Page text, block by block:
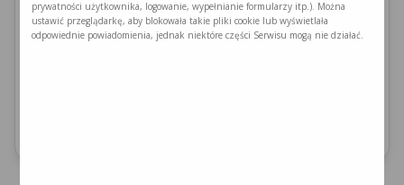
28 g/100 g, 14 g/50 g ( 1 porcja)
Wartość energetyczna:
prywatności użytkownika, logowanie, wypełnianie formularzy itp.). Można
ustawić przeglądarkę, aby blokowała takie pliki cookie lub wyświetlała
odpowiednie powiadomienia, jednak niektóre części Serwisu mogą nie działać.